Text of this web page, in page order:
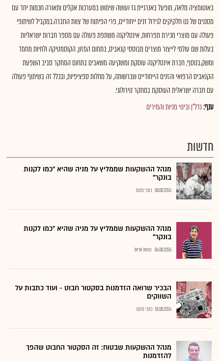
באוטומציה מלאה, מופעל באנרגיית גז ועושה שימוש במערכות אקלים ותאורה חכמות יחד עם
מסננים של ננו חלקיקים לגידול זנים ייחודיים, פרי הפיתוח של צוות החברה.במקביל לשיתופי
פעולה עם מוצרי מכירת תפרחות, אינטליקנה משתפת פעולה עם מספר חברות ישראליות
בעלות שם עולמי לייצור מוצרים מבוססי קנאביס, בתחום המזון, הקוסמטיקה ולחיות מחמד
ומשק.בנוסף, חברת אינטליקנה עוסקת ומשקיעה משאבים בתחום המחקר סביב השפעת
הקנאביס הרפואי והזנים הייחודיים שברשותה, על מחלות ספציפיות, ובכלל זה בשיתוף פעולה
עם חברה ישראלית העוסקת במחקר נוירולוגי.
ענף:נדל"ן ובינוי מניות והמירים
חדשות
מנהל ההשקעות שממליץ על מניה שהיא "כמו לקנות
בונקר"
08.08.2026 כתבי גלובס
מנהל ההשקעות שממליץ על מניה שהיא "כמו לקנות
בונקר"
04.08.2026 נתנאל אריאל
הבכיר שרואה הזדמנות בסקטור חבוט - ועוד כתבות על
השווקים
01.08.2026 כתבי גלובס
מנהל ההשקעות שבטוח: זה הסקטור החבוט שהפך
להזדמנות